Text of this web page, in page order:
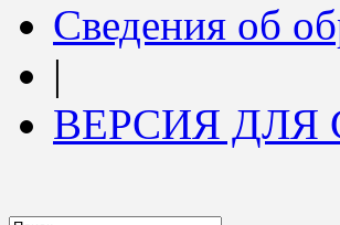
Сведения об
|
ВЕРСИЯ